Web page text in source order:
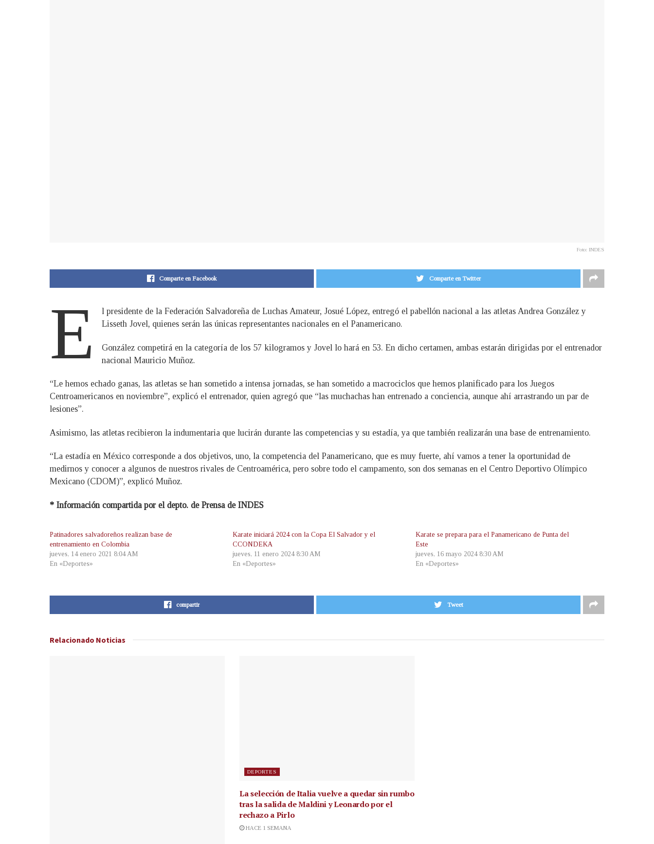
Foto: INDES
Comparte en Facebook Comparte en Twitter
E
l presidente de la Federación Salvadoreña de Luchas Amateur, Josué López, entregó el pabellón nacional a las atletas Andrea González y
Lisseth Jovel, quienes serán las únicas representantes nacionales en el Panamericano.
González competirá en la categoría de los 57 kilogramos y Jovel lo hará en 53. En dicho certamen, ambas estarán dirigidas por el entrenador
nacional Mauricio Muñoz.
“Le hemos echado ganas, las atletas se han sometido a intensa jornadas, se han sometido a macrociclos que hemos planificado para los Juegos
Centroamericanos en noviembre”, explicó el entrenador, quien agregó que “las muchachas han entrenado a conciencia, aunque ahí arrastrando un par de
lesiones”.
Asimismo, las atletas recibieron la indumentaria que lucirán durante las competencias y su estadía, ya que también realizarán una base de entrenamiento.
“La estadía en México corresponde a dos objetivos, uno, la competencia del Panamericano, que es muy fuerte, ahí vamos a tener la oportunidad de
medirnos y conocer a algunos de nuestros rivales de Centroamérica, pero sobre todo el campamento, son dos semanas en el Centro Deportivo Olímpico
Mexicano (CDOM)”, explicó Muñoz.
* Información compartida por el depto. de Prensa de INDES
Patinadores salvadoreños realizan base de
entrenamiento en Colombia
jueves, 14 enero 2021 8:04 AM
En «Deportes»
Karate iniciará 2024 con la Copa El Salvador y el
CCONDEKA
jueves, 11 enero 2024 8:30 AM
En «Deportes»
Karate se prepara para el Panamericano de Punta del
Este
jueves, 16 mayo 2024 8:30 AM
En «Deportes»
compartir Tweet
Relacionado Noticias
DEPORTES
La selección de Italia vuelve a quedar sin rumbo
tras la salida de Maldini y Leonardo por el
rechazo a Pirlo
HACE 1 SEMANA